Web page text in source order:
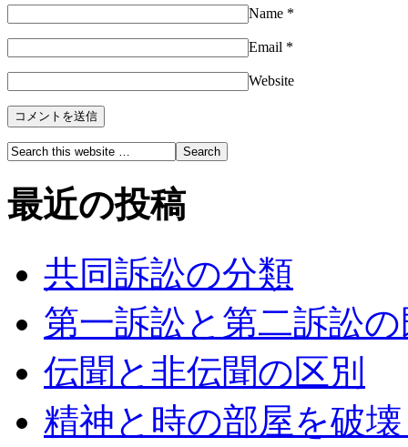
Name *
Email *
Website
最近の投稿
共同訴訟の分類
第一訴訟と第二訴訟
伝聞と非伝聞の区別
精神と時の部屋を破